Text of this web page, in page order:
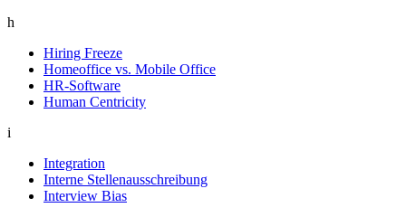
h
Hiring Freeze
Homeoffice vs. Mobile Office
HR-Software
Human Centricity
i
Integration
Interne Stellenausschreibung
Interview Bias